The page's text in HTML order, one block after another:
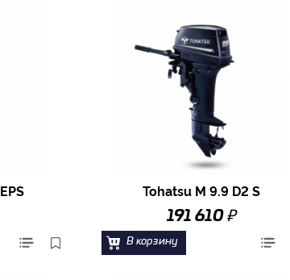
Tohatsu M 9.9 D2 S
191 610 ₽
В корзину